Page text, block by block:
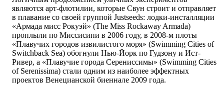
являются арт-флотилии, которые Свун строит и отправляет
в плавание со своей группой Justseeds: лодки-инсталляции
«Армада мисс Рокуэй» (The Miss Rockaway Armada)
проплыли по Миссисипи в 2006 году, в 2008-м плоты
«Плавучих городов извилистого моря» (Swimming Cities of
Switchback Sea) обогнули Нью-Йорк по Гудзону и Ист-
Ривер, а «Плавучие города Серениссимы» (Swimming Cities
of Serenissima) стали одним из наиболее эффектных
проектов Венецианской биеннале 2009 года.